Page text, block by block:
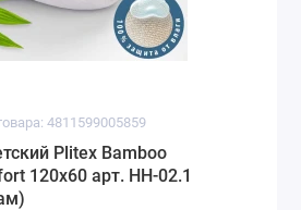
4811599005859
Plitex Bamboo
120х60 арт. НН-02.1